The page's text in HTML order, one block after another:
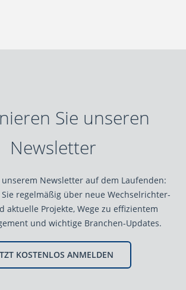
Sie unseren
Newsletter
Newsletter auf dem Laufenden:
regelmäßig über neue Wechselrichter-
aktuelle Projekte, Wege zu effizientem
und wichtige Branchen-Updates.
KOSTENLOS ANMELDEN